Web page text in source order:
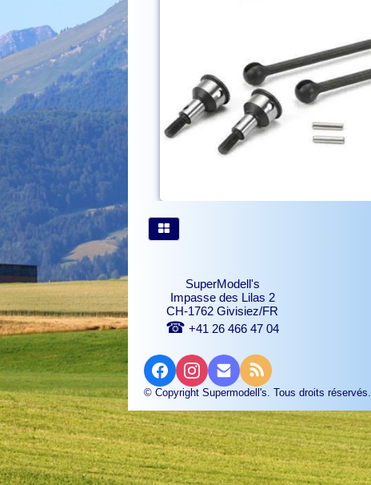
SuperModell's
Impasse des Lilas 2
CH-1762 Givisiez/FR
☎ +41 26 466 47 04
© Copyright Supermodell's. Tous droits réservés.